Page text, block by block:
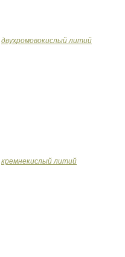
двухромовокислый литий
кремнекислый литий